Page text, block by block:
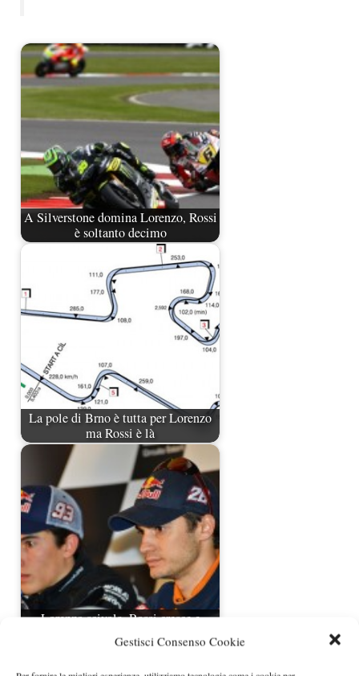
Gestisci Consenso Cookie
A Silverstone domina Lorenzo, Rossi
è soltanto decimo
La pole di Brno è tutta per Lorenzo
ma Rossi è là
Lorenzo scivola, Rossi cresce e
Marquez si conferma